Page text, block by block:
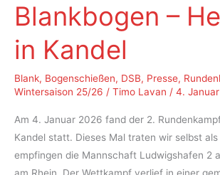
Blankbogen –
in Kandel
Blank, Bogenschießen, DSB, Presse,
Wintersaison 25/26 / Timo Lavan / 4.
Am 4. Januar 2026 fand der 2.
Kandel statt. Dieses Mal traten wir selbst
empfingen die Mannschaft Ludwigshafen 2